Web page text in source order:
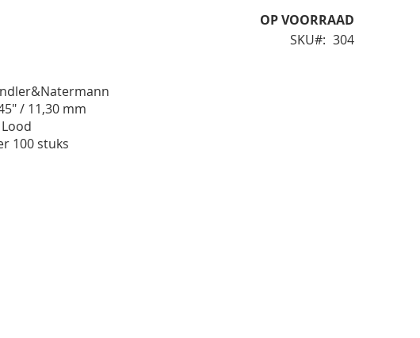
OP VOORRAAD
SKU
304
/ 11,30 mm
100 stuks